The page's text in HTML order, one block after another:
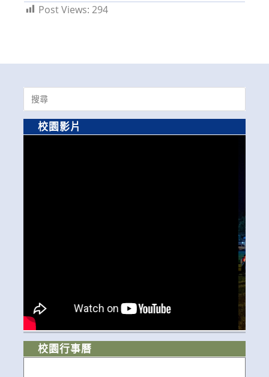
Post Views: 294
Search
for:
校園影片
校園行事曆